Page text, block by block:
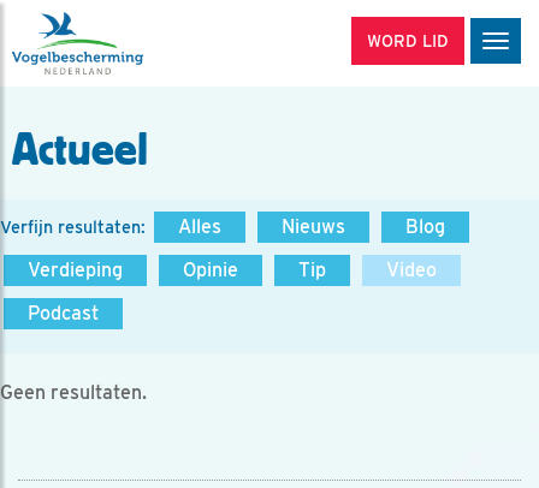
WORD LID
Actueel
Verfijn resultaten: Alles Nieuws
Blog
Verdieping
Opinie Tip
Video
Podcast
Geen resultaten.